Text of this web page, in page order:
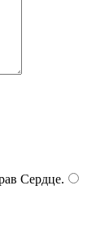
Сердце.